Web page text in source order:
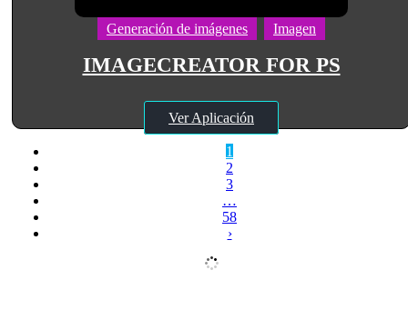
Generación de imágenes Imagen
IMAGECREATOR FOR PS
Ver Aplicación
1
2
3
…
58
›